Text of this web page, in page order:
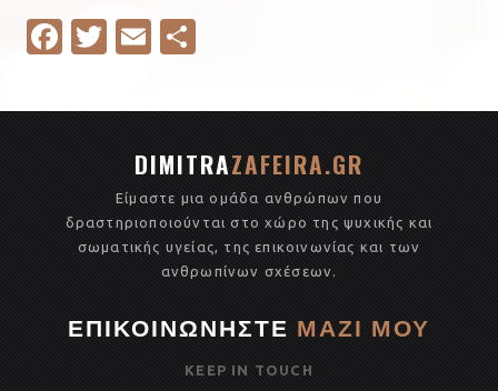
Fa
e
b
o
o
k
T
it
te
r
E
ail ar
e
DIMITRAZAFEIRA.GR
Είμαστε μια ομάδα ανθρώπων που
δραστηριοποιούνται στο χώρο της ψυχικής και
σωματικής υγείας, της επικοινωνίας και των
ανθρωπίνων σχέσεων.
ΕΠΙΚΟΙΝΩΝΗΣΤΕΜΑΖΙ ΜΟΥ
KEEP IN TOUCH